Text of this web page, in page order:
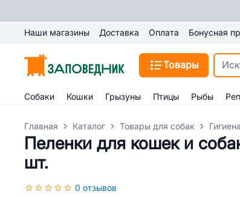
Наши магазины Доставка Оплата Бонусная
Товары
Собаки Кошки Грызуны Птицы Рыбы
Главная Каталог Товары для собак
Пеленки для кошек и
шт.
0 отзывов